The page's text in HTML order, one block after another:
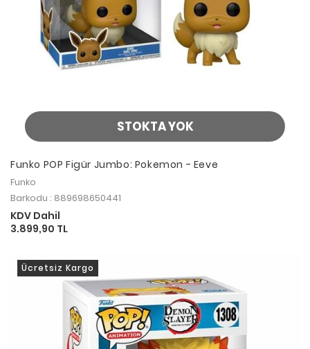
STOKTA YOK
Funko POP Figür Jumbo: Pokemon - Eeve
Funko
Barkodu : 889698650441
KDV Dahil
3.899,90 TL
Ücretsiz Kargo